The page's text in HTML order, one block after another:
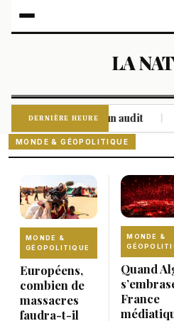
LA
DERNIÈRE HEURE
soulevées dans un audit
MONDE & GÉOPOLITIQUE
MONDE &
GÉOPOLITIQUE
Européens,
combien de
massacres
faudra-t-il
MONDE &
Quand
France